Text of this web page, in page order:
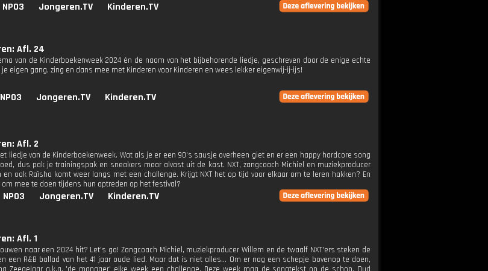
NPO3 Jongeren.TV Kinderen.TV
Afl. 24
van de Kinderboekenweek 2024 én de naam van het bijbehorende liedje, geschreven door de enige echte
je eigen gang, zing en dans mee met Kinderen voor Kinderen en wees lekker eigenwij-ij-ijs!
NPO3 Jongeren.TV Kinderen.TV
Afl. 2
liedje van de Kinderboekenweek. Wat als je er een 90's sausje overheen giet en er een happy hardcore song
dus pak je trainingspak en sneakers maar alvast uit de kast. NXT, zangcoach Michiel en muziekproducer
ook Raïsha komt weer langs met een challenge. Krijgt NXT het op tijd voor elkaar om te leren hakken? En
om mee te doen tijdens hun optreden op het festival?
NPO3 Jongeren.TV Kinderen.TV
Afl. 1
naar een 2024 hit? Let's go! Zangcoach Michiel, muziekproducer Willem en de twaalf NXT'ers steken de
een R&B ballad van het 41 jaar oude lied. Maar dat is niet alles... Om er nog een schepje bovenop te doen,